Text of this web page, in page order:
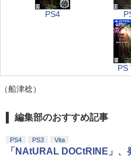
PS4
PS
（船津稔）
編集部のおすすめ記事
PS4 PS3 Vita
「NAtURAL DOCtRINE」